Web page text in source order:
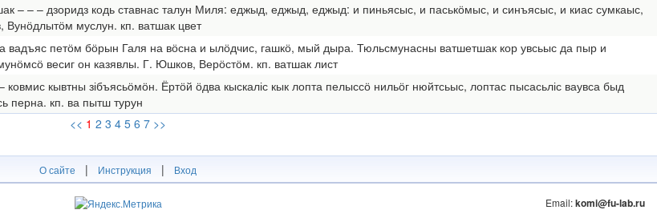
– – – дзоридз кодь ставнас талун Миля: еджыд, еджыд, еджыд: и пиньясыс, и паськӧмыс, и синъясыс, и киас сумкаыс,
муслун. кп. ватшак цвет
вадъяс петӧм бӧрын Галя на вӧсна и ылӧдчис, гашкӧ, мый дыра. Тюльсмунасны ватшетшак кор увсьыс да пыр и
весиг он казявлы. Г. Юшков, Верӧстӧм. кп. ватшак лист
кывтны зібъясьӧмӧн. Ёртӧй ӧдва кыскаліс кык лопта пелыссӧ нильӧг нюйтсьыс, лоптас пысасьліс ваувса быд
перна. кп. ва пытш турун
<< 1 2 3 4 5 6 7 >>
О сайте | Инструкция | Вход
Email:komi@fu-lab.ru